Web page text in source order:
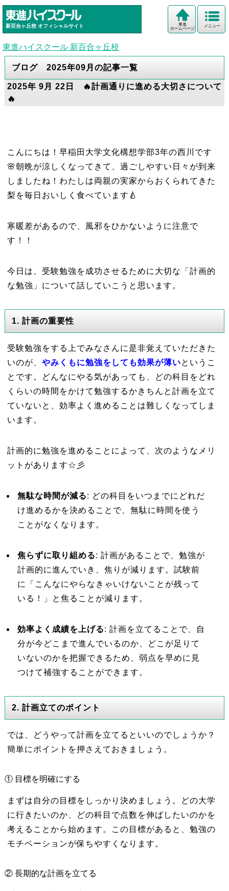
新百合ヶ丘校 オフィシャルサイト メニュー
東進
ホームページ
東進ハイスクール 新百合ヶ丘校
ブログ 2025年09月の記事一覧
2025年 9月 22日 🔥計画通りに進める大切さについて
🔥
こんにちは！早稲田大学文化構想学部3年の西川です
🌸朝晩が涼しくなってきて、過ごしやすい日々が到来
しましたね！わたしは両親の実家からおくられてきた
梨を毎日おいしく食べています🍐
寒暖差があるので、風邪をひかないように注意で
す！！
今日は、受験勉強を成功させるために大切な「計画的
な勉強」について話していこうと思います。
1. 計画の重要性
受験勉強をする上でみなさんに是非覚えていただきた
いのが、 やみくもに勉強をしても効果が薄いというこ
とです。どんなにやる気があっても、どの科目をどれ
くらいの時間をかけて勉強するかきちんと計画を立て
ていないと、効率よく進めることは難しくなってしま
います。
計画的に勉強を進めることによって、次のようなメリ
ットがあります☆彡
無駄な時間が減る: どの科目をいつまでにどれだ
け進めるかを決めることで、無駄に時間を使う
ことがなくなります。
焦らずに取り組める: 計画があることで、勉強が
計画的に進んでいき、焦りが減ります。試験前
に「こんなにやらなきゃいけないことが残って
いる！」と焦ることが減ります。
効率よく成績を上げる: 計画を立てることで、自
分が今どこまで進んでいるのか、どこが足りて
いないのかを把握できるため、弱点を早めに見
つけて補強することができます。
2. 計画立てのポイント
では、どうやって計画を立てるといいのでしょうか？
簡単にポイントを押さえておきましょう。
① 目標を明確にする
まずは自分の目標をしっかり決めましょう。どの大学
に行きたいのか、どの科目で点数を伸ばしたいのかを
考えることから始めます。この目標があると、勉強の
モチベーションが保ちやすくなります。
② 長期的な計画を立てる